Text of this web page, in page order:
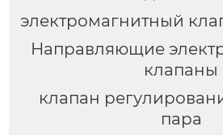
электромагнитный
Направляющие
клапаны
клапан
пара